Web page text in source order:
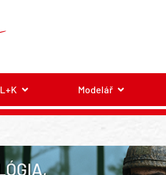
L+K Modelář